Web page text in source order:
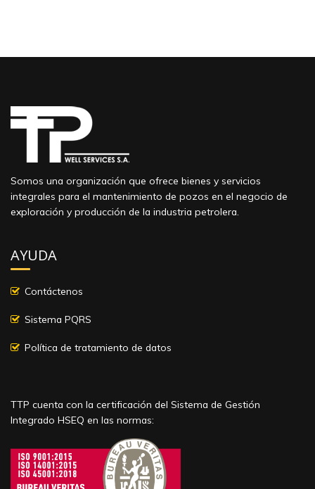
Somos una organización que ofrece bienes y servicios
integrales para el mantenimiento de pozos en el negocio de
exploración y producción de la industria petrolera.
AYUDA
Contáctenos
Sistema PQRS
Política de tratamiento de datos
TTP cuenta con la certificación del Sistema de Gestión
Integrado HSEQ en las normas: